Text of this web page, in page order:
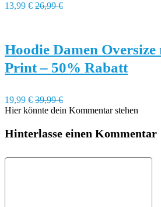
13,99 € 26,99 €
Hoodie Damen
Print – 50% Rabatt
19,99 € 39,99 €
Hier könnte dein Kommentar stehen
Hinterlasse einen Kommentar